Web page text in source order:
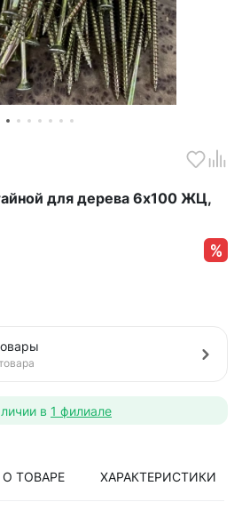
для дерева 6х100 ЖЦ,
в 1 филиале
О ТОВАРЕ ХАРАКТЕРИСТИКИ